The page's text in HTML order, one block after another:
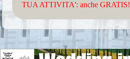
TUA ATTIVITA': anche GRATIS!